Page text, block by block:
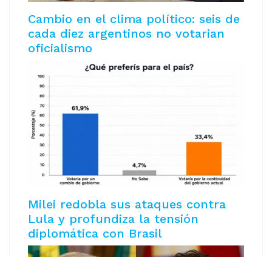
Cambio en el clima político: seis de
cada diez argentinos no votarian
oficialismo
Milei redobla sus ataques contra
Lula y profundiza la tensión
diplomática con Brasil